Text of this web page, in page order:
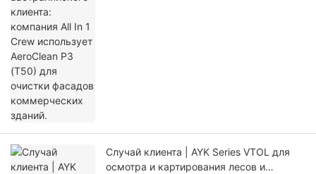
Случай клиента | AYK Series VTOL для
осмотра и картирования лесов и